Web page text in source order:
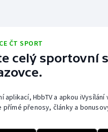
ČT SPORT
celý sportovní
aplikací, HbbTV a apkou
přímé přenosy, články a